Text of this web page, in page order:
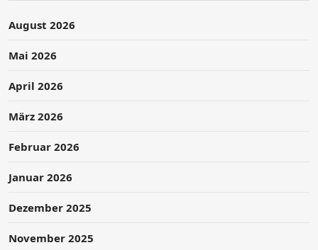
August 2026
Mai 2026
April 2026
März 2026
Februar 2026
Januar 2026
Dezember 2025
November 2025